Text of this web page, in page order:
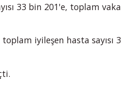
33 bin 201'e, toplam vaka
iyileşen hasta sayısı 3